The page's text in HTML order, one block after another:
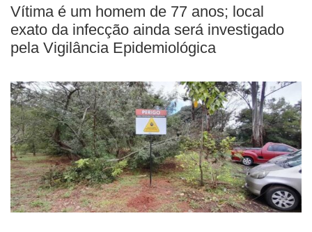
Vítima é um homem de 77 anos; local
exato da infecção ainda será investigado
pela Vigilância Epidemiológica